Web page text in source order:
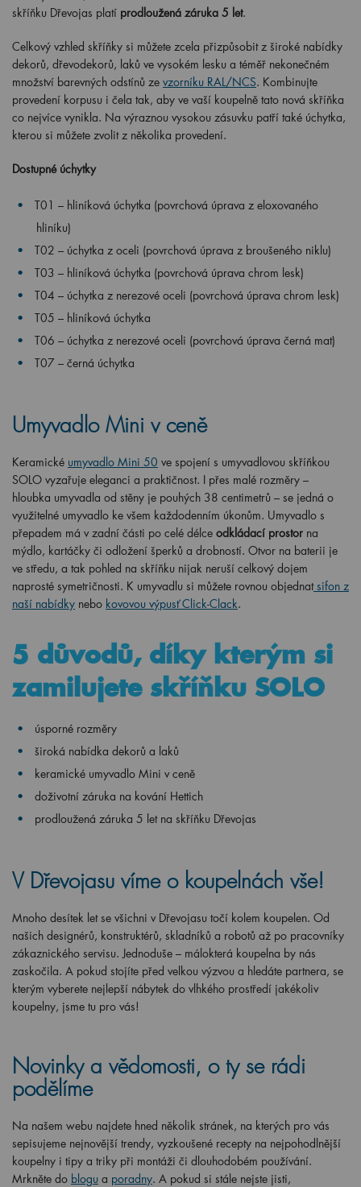
skříňku Dřevojas platí prodloužená záruka 5 let.
Celkový vzhled skříňky si můžete zcela přizpůsobit z široké nabídky
dekorů, dřevodekorů, laků ve vysokém lesku a téměř nekonečném
množství barevných odstínů ze vzorníku RAL/NCS. Kombinujte
provedení korpusu i čela tak, aby ve vaší koupelně tato nová skříňka
co nejvíce vynikla. Na výraznou vysokou zásuvku patří také úchytka,
kterou si můžete zvolit z několika provedení.
Dostupné úchytky
T01 – hliníková úchytka (povrchová úprava z eloxovaného
hliníku)
T02 – úchytka z oceli (povrchová úprava z broušeného niklu)
T03 – hliníková úchytka (povrchová úprava chrom lesk)
T04 – úchytka z nerezové oceli (povrchová úprava chrom lesk)
T05 – hliníková úchytka
T06 – úchytka z nerezové oceli (povrchová úprava černá mat)
T07 – černá úchytka
Umyvadlo Mini v ceně
Keramické umyvadlo Mini 50 ve spojení s umyvadlovou skříňkou
SOLO vyzařuje eleganci a praktičnost. I přes malé rozměry –
hloubka umyvadla od stěny je pouhých 38 centimetrů – se jedná o
využitelné umyvadlo ke všem každodenním úkonům. Umyvadlo s
přepadem má v zadní části po celé délce odkládací prostor na
mýdlo, kartáčky či odložení šperků a drobností. Otvor na baterii je
ve středu, a tak pohled na skříňku nijak neruší celkový dojem
naprosté symetričnosti. K umyvadlu si můžete rovnou objednatsifon z
naší nabídky nebo kovovou výpusť Click-Clack.
5 důvodů, díky kterým si
zamilujete skříňku SOLO
úsporné rozměry
široká nabídka dekorů a laků
keramické umyvadlo Mini v ceně
doživotní záruka na kování Hettich
prodloužená záruka 5 let na skříňku Dřevojas
V Dřevojasu víme o koupelnách vše!
Mnoho desítek let se všichni v Dřevojasu točí kolem koupelen. Od
našich designérů, konstruktérů, skladníků a robotů až po pracovníky
zákaznického servisu. Jednoduše – málokterá koupelna by nás
zaskočila. A pokud stojíte před velkou výzvou a hledáte partnera, se
kterým vyberete nejlepší nábytek do vlhkého prostředí jakékoliv
koupelny, jsme tu pro vás!
Novinky a vědomosti, o ty se rádi
podělíme
Na našem webu najdete hned několik stránek, na kterých pro vás
sepisujeme nejnovější trendy, vyzkoušené recepty na nejpohodlnější
koupelny i tipy a triky při montáži či dlouhodobém používání.
Mrkněte do blogu a poradny. A pokud si stále nejste jisti,